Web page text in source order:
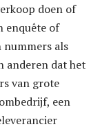
doen of
enquête of
nummers als
anderen dat het
van grote
een